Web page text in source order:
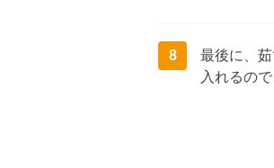
8
最後に、
入れるの